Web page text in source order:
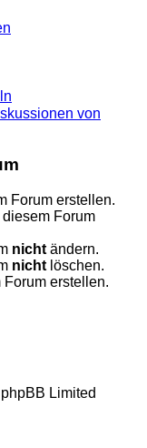
von
Forum erstellen.
Forum
nicht ändern.
nicht löschen.
erstellen.
Limited